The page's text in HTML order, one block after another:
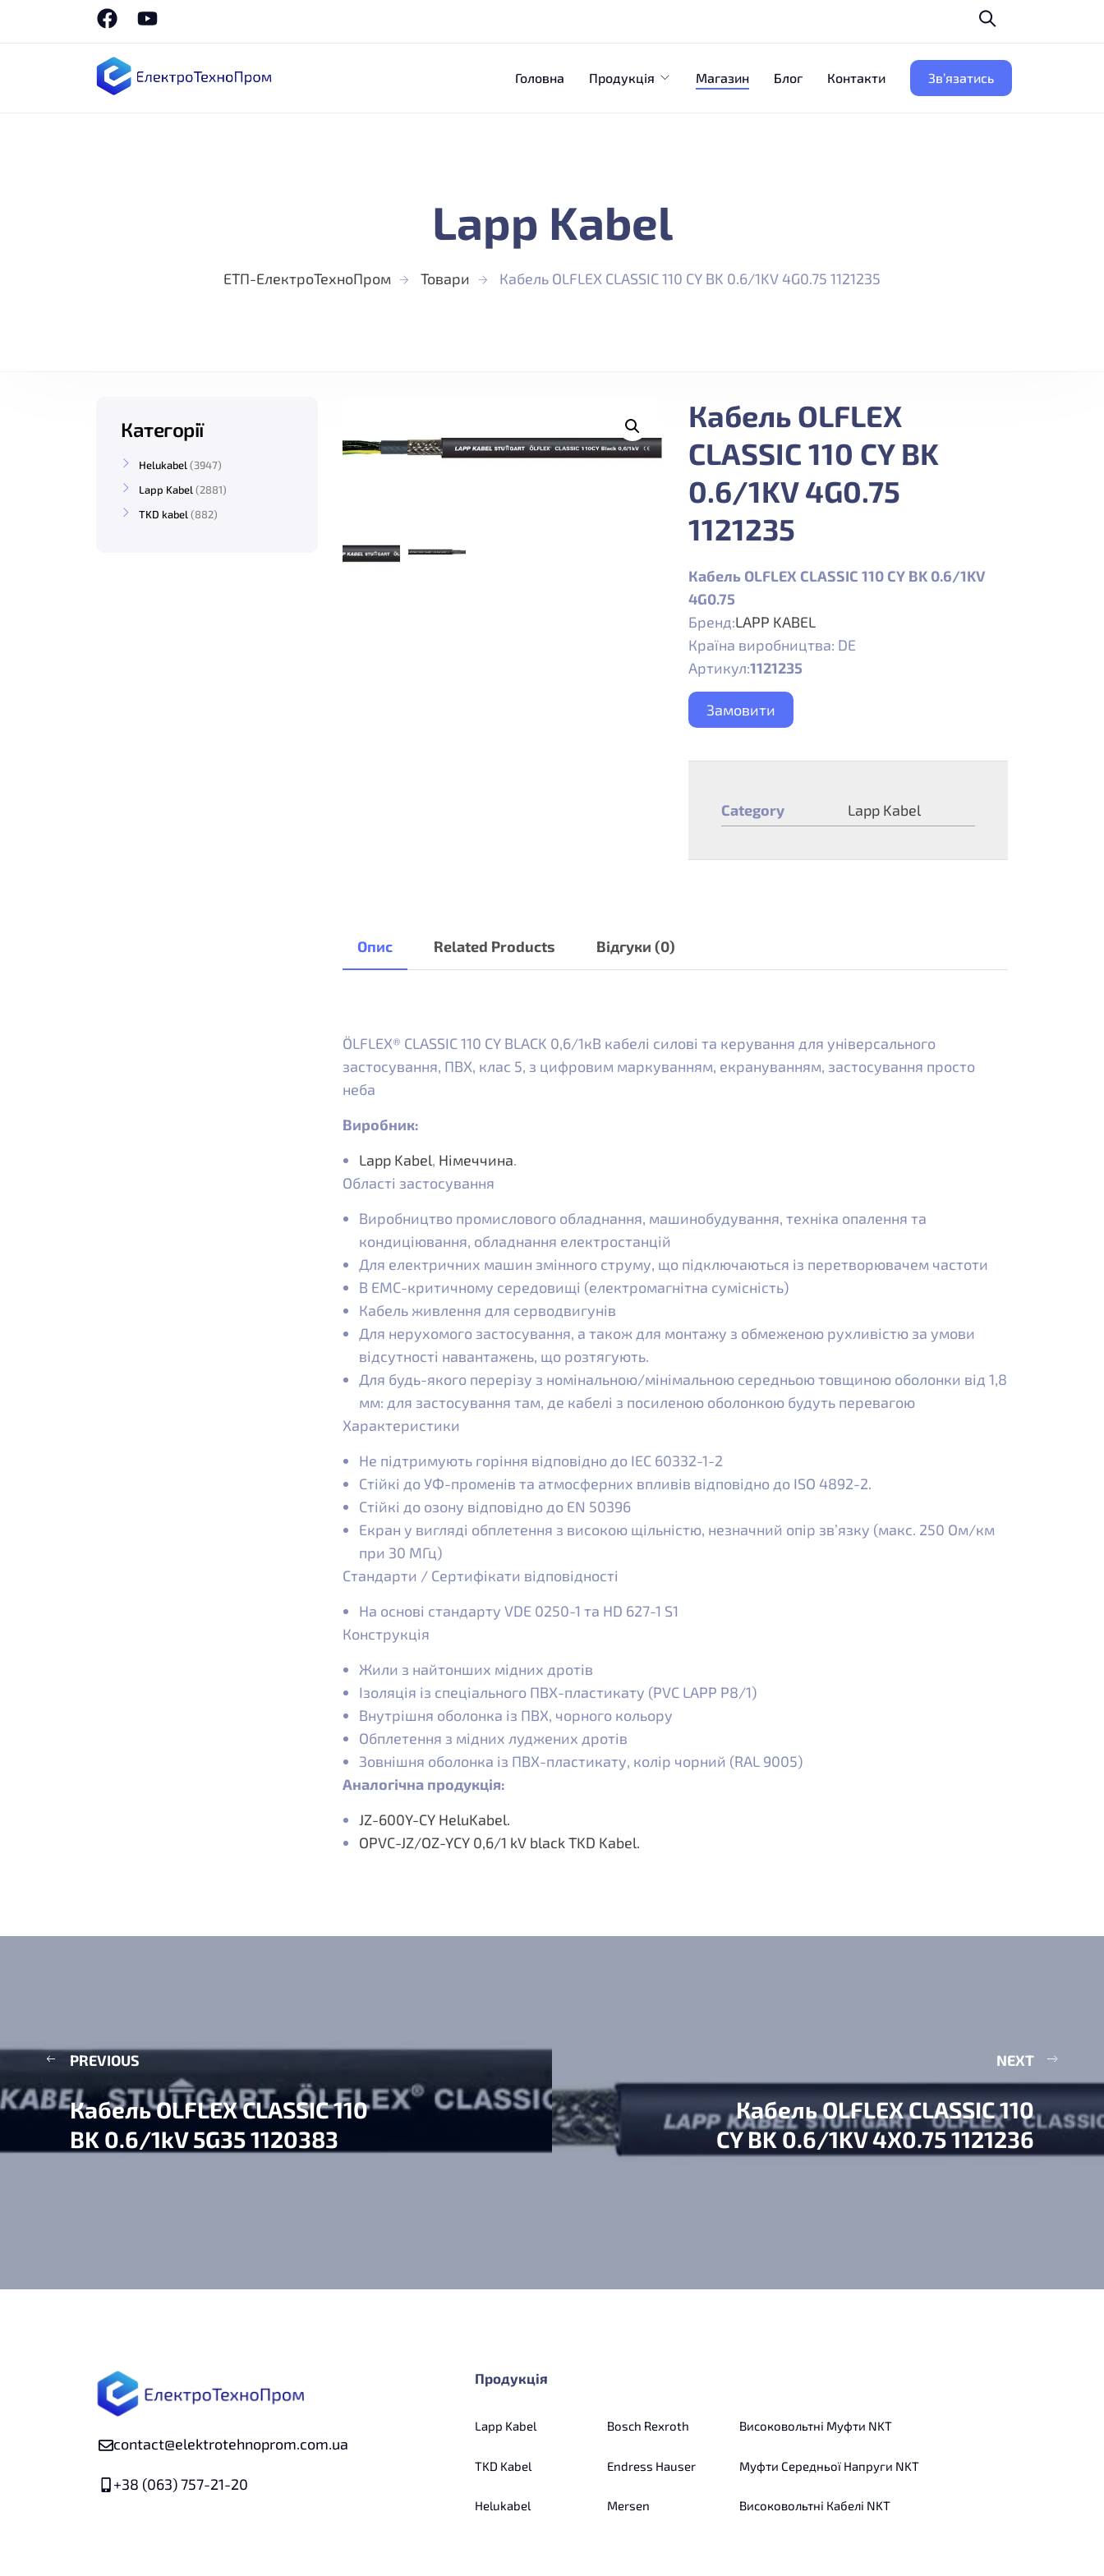
Головна Продукція Магазин Блог Контакти Зв’язатись
Lapp Kabel
ЕТП-ЕлектроТехноПром Товари Кабель OLFLEX CLASSIC 110 CY BK 0.6/1KV 4G0.75 1121235
Кабель OLFLEX
CLASSIC 110 CY BK
0.6/1KV 4G0.75
1121235
Кабель OLFLEX CLASSIC 110 CY BK 0.6/1KV
4G0.75
Бренд:LAPP KABEL
Країна виробництва: DE
Артикул:1121235
Замовити
Category Lapp Kabel
Опис Related Products Відгуки (0)
ÖLFLEX® CLASSIC 110 CY BLACK 0,6/1кВ кабелі силові та керування для універсального
застосування, ПВХ, клас 5, з цифровим маркуванням, екрануванням, застосування просто
неба
Виробник:
Lapp Kabel, Німеччина.
Області застосування
Виробництво промислового обладнання, машинобудування, техніка опалення та
кондиціювання, обладнання електростанцій
Для електричних машин змінного струму, що підключаються із перетворювачем частоти
В ЕМС-критичному середовищі (електромагнітна сумісність)
Кабель живлення для серводвигунів
Для нерухомого застосування, а також для монтажу з обмеженою рухливістю за умови
відсутності навантажень, що розтягують.
Для будь-якого перерізу з номінальною/мінімальною середньою товщиною оболонки від 1,8
мм: для застосування там, де кабелі з посиленою оболонкою будуть перевагою
Характеристики
Не підтримують горіння відповідно до IEC 60332-1-2
Стійкі до УФ-променів та атмосферних впливів відповідно до ISO 4892-2.
Стійкі до озону відповідно до EN 50396
Екран у вигляді обплетення з високою щільністю, незначний опір зв’язку (макс. 250 Ом/км
при 30 МГц)
Стандарти / Сертифікати відповідності
На основі стандарту VDE 0250-1 та HD 627-1 S1
Конструкція
Жили з найтонших мідних дротів
Ізоляція із спеціального ПВХ-пластикату (PVC LAPP P8/1)
Внутрішня оболонка із ПВХ, чорного кольору
Обплетення з мідних луджених дротів
Зовнішня оболонка із ПВХ-пластикату, колір чорний (RAL 9005)
Аналогічна продукція:
JZ-600Y-CY HeluKabel.
OPVC-JZ/OZ-YCY 0,6/1 kV black TKD Kabel.
Категорії
Helukabel
3947
Lapp Kabel
2881
TKD kabel
882
PREVIOUS
Кабель OLFLEX CLASSIC 110
BK 0.6/1kV 5G35 1120383
NEXT
Кабель OLFLEX CLASSIC 110
CY BK 0.6/1KV 4X0.75 1121236
contact@elektrotehnoprom.com.ua
+38 (063) 757-21-20
Продукція
Lapp Kabel Bosch Rexroth Високовольтні Муфти NKT
TKD Kabel Endress Hauser Муфти Середньої Напруги NKT
Helukabel Mersen Високовольтні Кабелі NKT